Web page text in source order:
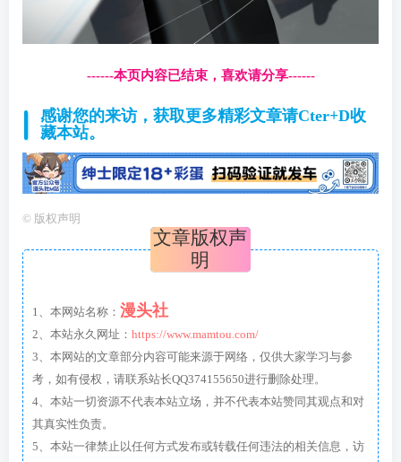
------本页内容已结束，喜欢请分享------
感谢您的来访，获取更多精彩文章请Cter+D收
藏本站。
© 版权声明
文章版权声
明
1、本网站名称： 漫头社
2、本站永久网址： https://www.mamtou.com/
3、本网站的文章部分内容可能来源于网络，仅供大家学习与参
考，如有侵权，请联系站长QQ374155650进行删除处理。
4、本站一切资源不代表本站立场，并不代表本站赞同其观点和对
其真实性负责。
5、本站一律禁止以任何方式发布或转载任何违法的相关信息，访